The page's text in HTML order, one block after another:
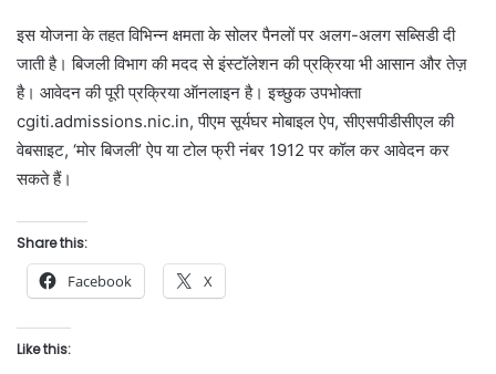
इस योजना के तहत विभिन्न क्षमता के सोलर पैनलों पर अलग-अलग सब्सिडी दी
जाती है। बिजली विभाग की मदद से इंस्टॉलेशन की प्रक्रिया भी आसान और तेज़
है। आवेदन की पूरी प्रक्रिया ऑनलाइन है। इच्छुक उपभोक्ता
cgiti.admissions.nic.in, पीएम सूर्यघर मोबाइल ऐप, सीएसपीडीसीएल की
वेबसाइट, ‘मोर बिजली’ ऐप या टोल फ्री नंबर 1912 पर कॉल कर आवेदन कर
सकते हैं।
Share this:
Facebook X
Like this: